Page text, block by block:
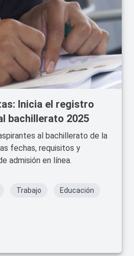
Inicia el registro
bachillerato 2025
al bachillerato de la
fechas, requisitos y
admisión en línea.
Trabajo Educación